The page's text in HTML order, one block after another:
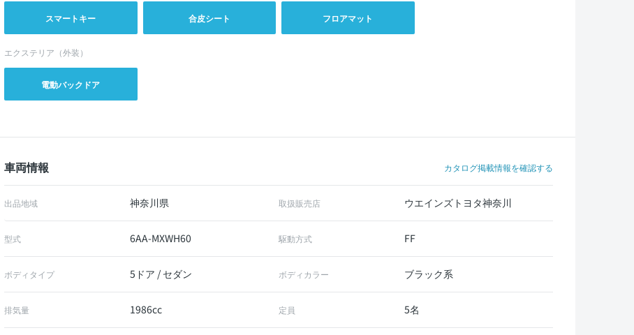
スマートキー 合皮シート フロアマット
エクステリア（外装）
電動バックドア
車両情報 カタログ掲載情報を確認する
出品地域 神奈川県 取扱販売店 ウエインズトヨタ神奈川
型式 6AA-MXWH60 駆動方式 FF
ボディタイプ 5ドア / セダン ボディカラー ブラック系
排気量 1986cc 定員 5名